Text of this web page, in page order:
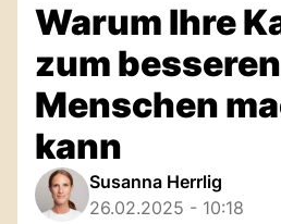
Warum Ihre
zum besseren
Menschen
kann
Susanna Herrlig
26.02.2025 - 10:18